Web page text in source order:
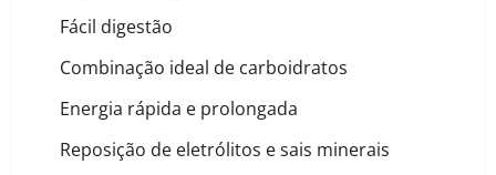
Fácil digestão
Combinação ideal de carboidratos
Energia rápida e prolongada
Reposição de eletrólitos e sais minerais